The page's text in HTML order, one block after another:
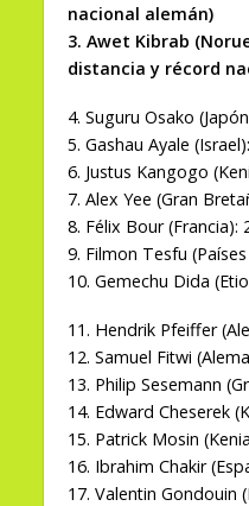
nacional alemán)
3. Awet Kibrab
distancia y récord
4. Suguru Osako
5. Gashau Ayale
6. Justus Kangogo
7. Alex Yee (Gran
8. Félix Bour (Francia):
9. Filmon Tesfu
10. Gemechu Dida
11. Hendrik Pfeiffer
12. Samuel Fitwi
13. Philip Sesemann
14. Edward Cheserek
15. Patrick Mosin
16. Ibrahim Chakir
17. Valentin Gondouin